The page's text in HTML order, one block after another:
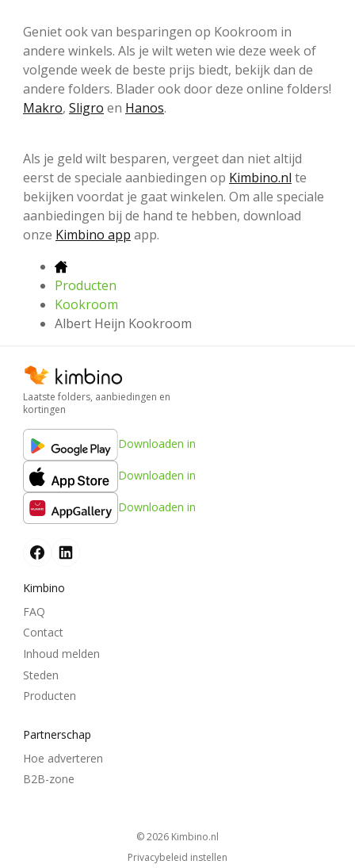
Geniet ook van besparingen op Kookroom in
andere winkels. Als je wilt weten wie deze week of
volgende week de beste prijs biedt, bekijk dan de
andere folders. Blader ook door deze online folders!
Makro, Sligro en Hanos.
Als je geld wilt besparen, vergeet dan niet altijd
eerst de speciale aanbiedingen op Kimbino.nl te
bekijken voordat je gaat winkelen. Om alle speciale
aanbiedingen bij de hand te hebben, download
onze Kimbino app app.
Producten
Kookroom
Albert Heijn Kookroom
Laatste folders, aanbiedingen en
kortingen
Downloaden in
Downloaden in
Downloaden in
Kimbino
FAQ
Contact
Inhoud melden
Steden
Producten
Partnerschap
Hoe adverteren
B2B-zone
© 2026
kimbino.nl
Privacybeleid instellen